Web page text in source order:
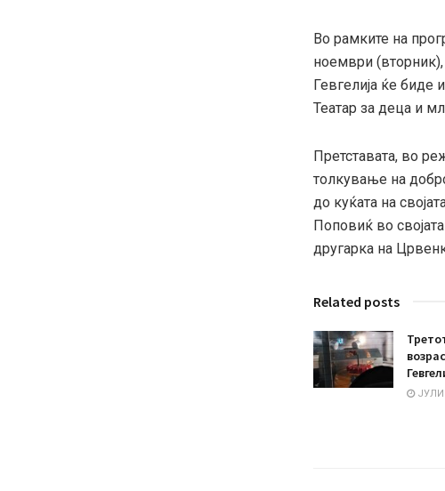
Во рамките на
ноември (вторник),
Гевгелија ќе биде
Театар за деца и
Претставата, во
толкување на
до куќата на
Поповиќ во
другарка на
Related posts
ЈУЛИ